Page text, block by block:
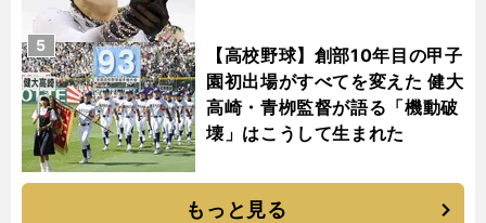
【高校野球】創部10年目の甲子
園初出場がすべてを変えた 健大
高崎・青栁監督が語る「機動破
壊」はこうして生まれた
5
もっと見る